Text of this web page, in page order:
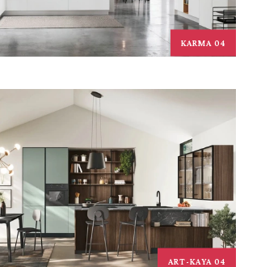
KARMA 04
ART-KAYA 04